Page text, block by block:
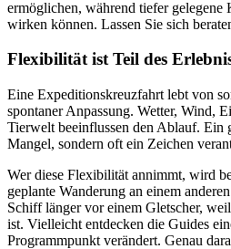
ermöglichen, während tiefer gelegene
wirken können. Lassen Sie sich
Flexibilität ist Teil des
Eine Expeditionskreuzfahrt lebt von
spontaner Anpassung. Wetter, Wind,
Tierwelt beeinflussen den Ablauf. Ein
Mangel, sondern oft ein Zeichen
Wer diese Flexibilität annimmt, wird
geplante Wanderung an einem
Schiff länger vor einem Gletscher,
ist. Vielleicht entdecken die Guides
Programmpunkt verändert. Genau